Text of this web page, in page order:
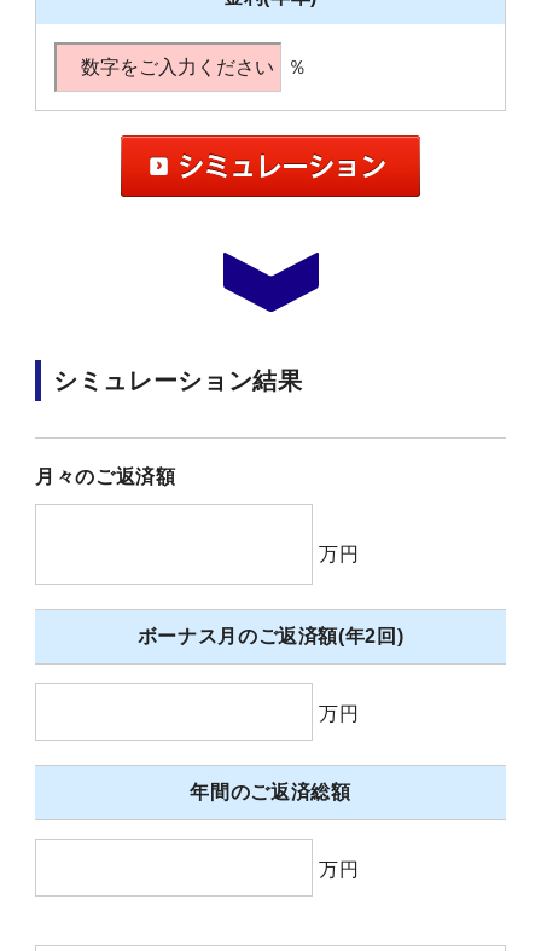
％
シミュレーション結果
月々のご返済額
万円
ボーナス月のご返済額(年2回)
万円
年間のご返済総額
万円